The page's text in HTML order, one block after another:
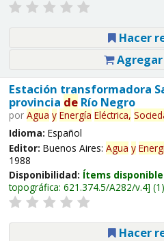
Hacer
Estación transformadora
provincia deRío Negro
por Agua y Energía Eléctrica,
Idioma: Español
Editor: Buenos Aires: Agua y
1988
Disponibilidad: Ítems
topográfica: 621.374.5/A282/v.4
Hacer